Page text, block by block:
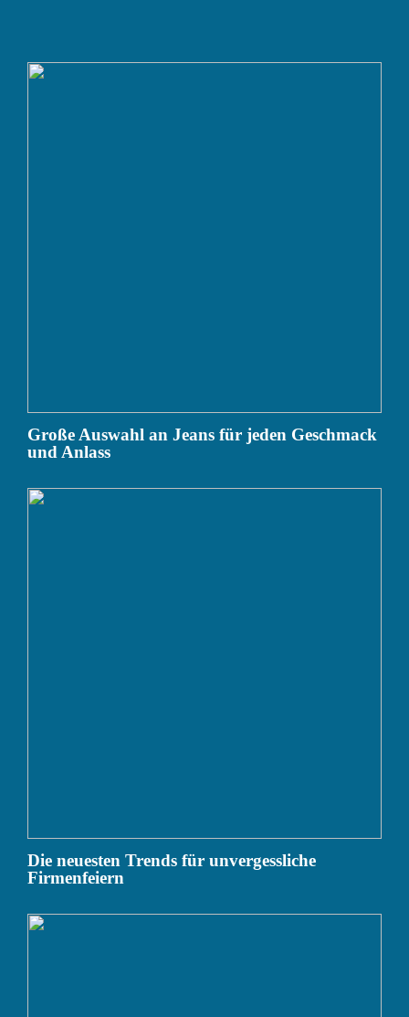
Große Auswahl an Jeans für jeden Geschmack
und Anlass
Die neuesten Trends für unvergessliche
Firmenfeiern